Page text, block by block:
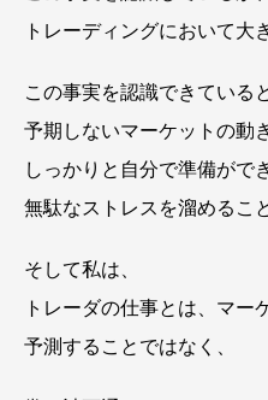
トレーディングにおいて大
この事実を認識できている
予期しないマーケットの動
しっかりと自分で準備がで
無駄なストレスを溜めるこ
そして私は、
トレーダの仕事とは、マー
予測することではなく、